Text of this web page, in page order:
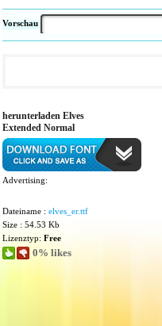
Vorschau
herunterladen Elves
Extended Normal
Advertising:
Dateiname : elves_er.ttf
Size : 54.53 Kb
Lizenztyp: Free
0% likes